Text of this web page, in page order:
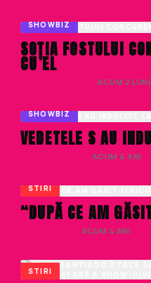
SHOWBIZ
SOȚIA FOSTULUI
CU EL
· ACUM 2 LUNI
SHOWBIZ
VEDETELE S AU
· ACUM 4 ANI
STIRI
“DUPĂ CE AM
· ACUM 4 ANI
STIRI